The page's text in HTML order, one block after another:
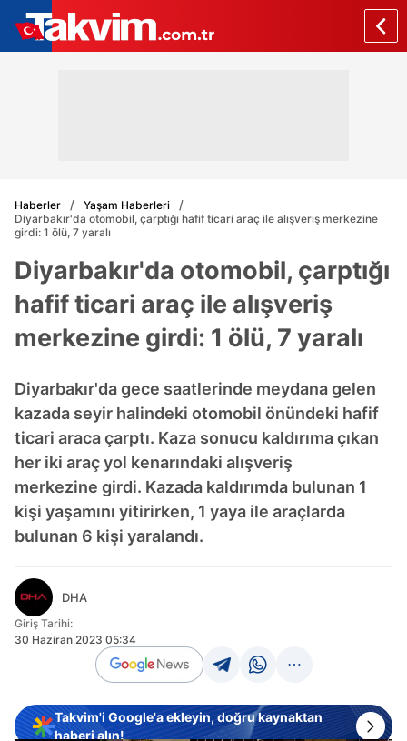
Haberler
Yaşam Haberleri
Diyarbakır'da otomobil, çarptığı hafif ticari araç ile alışveriş merkezine
girdi: 1 ölü, 7 yaralı
Diyarbakır'da otomobil, çarptığı
hafif ticari araç ile alışveriş
merkezine girdi: 1 ölü, 7 yaralı
Diyarbakır'da gece saatlerinde meydana gelen
kazada seyir halindeki otomobil önündeki hafif
ticari araca çarptı. Kaza sonucu kaldırıma çıkan
her iki araç yol kenarındaki alışveriş
merkezine girdi. Kazada kaldırımda bulunan 1
kişi yaşamını yitirirken, 1 yaya ile araçlarda
bulunan 6 kişi yaralandı.
DHA
Giriş Tarihi:
30 Haziran 2023 05:34
Takvim'i Google'a ekleyin, doğru kaynaktan
haberi alın!